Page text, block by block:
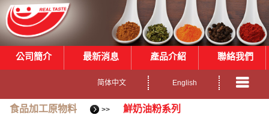
公司簡介 最新消息 產品介紹 聯絡我們
简体中文 English
食品加工原物料 >> 鮮奶油粉系列